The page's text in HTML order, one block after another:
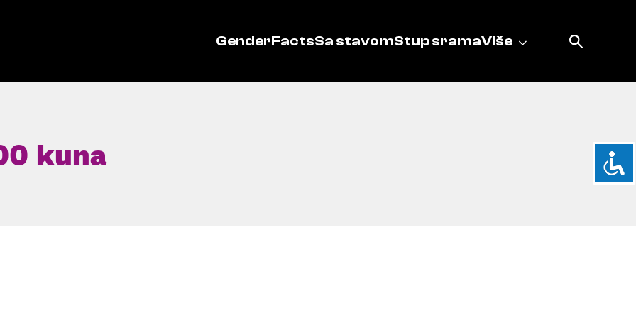
GenderFactsSa stavomStup sramaViše
kuna